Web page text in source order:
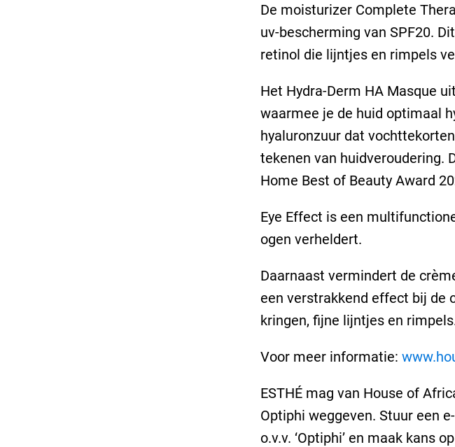
De moisturizer Complete
uv-bescherming van SPF20.
retinol die lijntjes en rimpels
Het Hydra-Derm HA Masque
waarmee je de huid optimaal
hyaluronzuur dat
tekenen van huidveroudering.
Home Best of Beauty Award
Eye Effect is een
ogen verheldert.
Daarnaast vermindert de
een verstrakkend effect bij de
kringen, fijne lijntjes en
Voor meer informatie:
ESTHÉ mag van House of
Optiphi weggeven. Stuur een
o.v.v. ‘Optiphi’ en maak kans